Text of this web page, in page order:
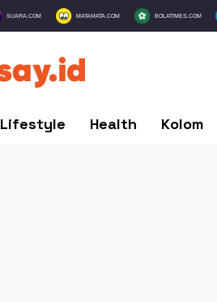
SUARA.COM MATAMATA.COM BOLATIMES.COM
Lifestyle Health Kolom